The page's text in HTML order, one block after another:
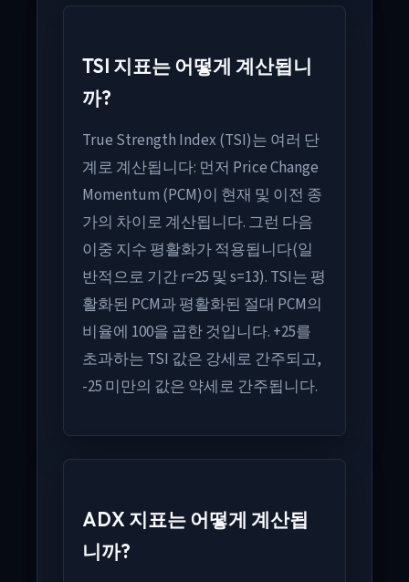
TSI 지표는 어떻게 계산됩니
까?
True Strength Index (TSI)는 여러 단
계로 계산됩니다: 먼저 Price Change
Momentum (PCM)이 현재 및 이전 종
가의 차이로 계산됩니다. 그런 다음
이중 지수 평활화가 적용됩니다(일
반적으로 기간 r=25 및 s=13). TSI는 평
활화된 PCM과 평활화된 절대 PCM의
비율에 100을 곱한 것입니다. +25를
초과하는 TSI 값은 강세로 간주되고,
-25 미만의 값은 약세로 간주됩니다.
ADX 지표는 어떻게 계산됩
니까?